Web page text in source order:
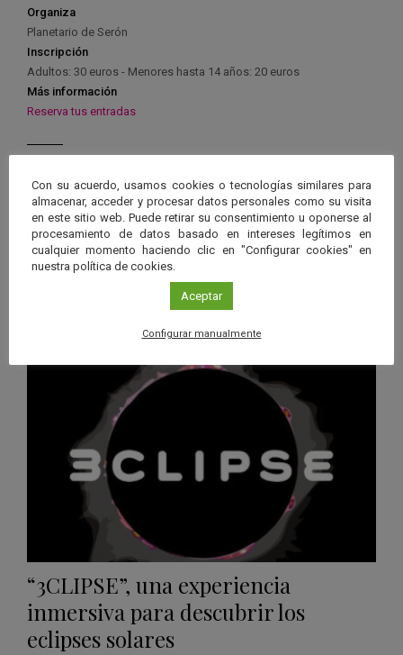
Organiza
Planetario de Serón
Inscripción
Adultos: 30 euros - Menores hasta 14 años: 20 euros
Más información
Reserva tus entradas
Próximos eventos Ver más
26 JUN 2026 - 26 ENE 2028
Planetario/Gérgal
Sevilla
“3CLIPSE”, una experiencia
inmersiva para descubrir los
eclipses solares
Con su acuerdo, usamos cookies o tecnologías similares para
almacenar, acceder y procesar datos personales como su visita
en este sitio web. Puede retirar su consentimiento u oponerse al
procesamiento de datos basado en intereses legítimos en
cualquier momento haciendo clic en "Configurar cookies" en
nuestra política de cookies.
Aceptar
Configurar manualmente